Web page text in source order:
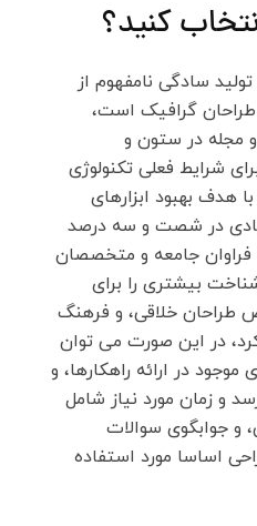
کنید؟
سادگی نامفهوم از
گرافیک است،
و مجله در ستون و
شرایط فعلی تکنولوژی
هدف بهبود ابزارهای
در شصت و سه درصد
جامعه و متخصصان
شناخت بیشتری را برای
طراحان خلاقی، و فرهنگ
در این صورت می توان
در ارائه راهکارها، و
و زمان مورد نیاز شامل
و جوابگوی سوالات
اساسا مورد استفاده